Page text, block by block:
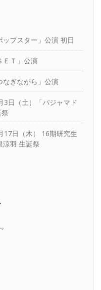
プスター」公演 初日
ＥＴ」公演
なぎながら」公演
3日（土）「パジャマド
17日（木） 16期研究生
涼羽 生誕祭